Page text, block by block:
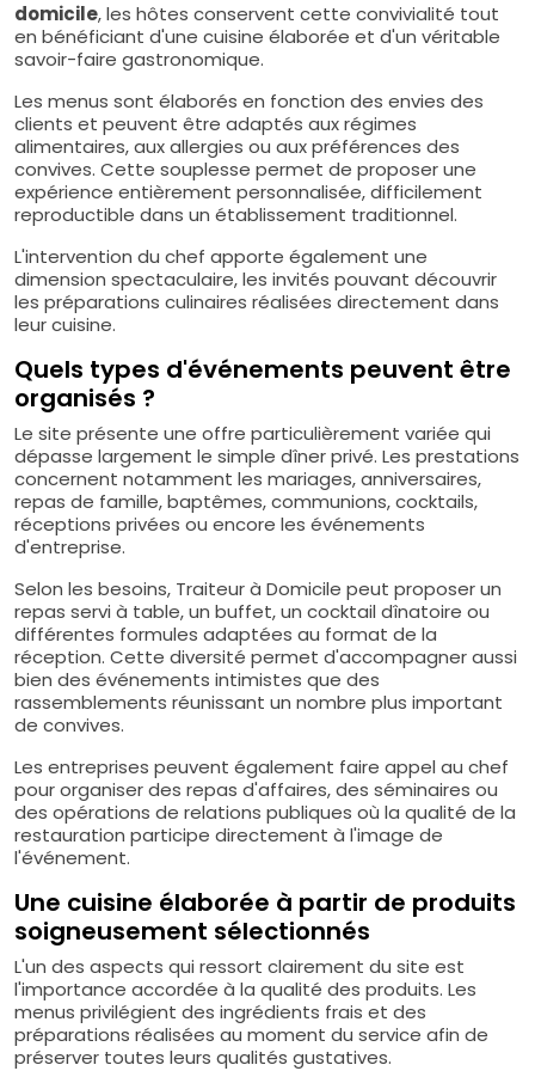
domicile, les hôtes conservent cette convivialité tout
en bénéficiant d'une cuisine élaborée et d'un véritable
savoir-faire gastronomique.
Les menus sont élaborés en fonction des envies des
clients et peuvent être adaptés aux régimes
alimentaires, aux allergies ou aux préférences des
convives. Cette souplesse permet de proposer une
expérience entièrement personnalisée, difficilement
reproductible dans un établissement traditionnel.
L'intervention du chef apporte également une
dimension spectaculaire, les invités pouvant découvrir
les préparations culinaires réalisées directement dans
leur cuisine.
Quels types d'événements peuvent être
organisés ?
Le site présente une offre particulièrement variée qui
dépasse largement le simple dîner privé. Les prestations
concernent notamment les mariages, anniversaires,
repas de famille, baptêmes, communions, cocktails,
réceptions privées ou encore les événements
d'entreprise.
Selon les besoins, Traiteur à Domicile peut proposer un
repas servi à table, un buffet, un cocktail dînatoire ou
différentes formules adaptées au format de la
réception. Cette diversité permet d'accompagner aussi
bien des événements intimistes que des
rassemblements réunissant un nombre plus important
de convives.
Les entreprises peuvent également faire appel au chef
pour organiser des repas d'affaires, des séminaires ou
des opérations de relations publiques où la qualité de la
restauration participe directement à l'image de
l'événement.
Une cuisine élaborée à partir de produits
soigneusement sélectionnés
L'un des aspects qui ressort clairement du site est
l'importance accordée à la qualité des produits. Les
menus privilégient des ingrédients frais et des
préparations réalisées au moment du service afin de
préserver toutes leurs qualités gustatives.